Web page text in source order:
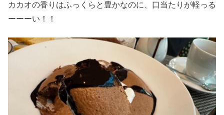
カカオの香りはふっくらと豊かなのに、口当たりが軽っる
ーーーい！！